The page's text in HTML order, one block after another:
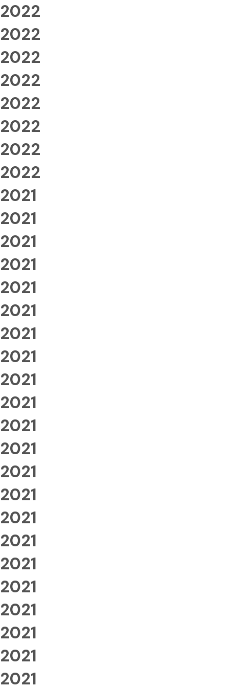
2022
2022
2022
2022
2022
2022
2022
2022
2021
2021
2021
2021
2021
2021
2021
2021
2021
2021
2021
2021
2021
2021
2021
2021
2021
2021
2021
2021
2021
2021